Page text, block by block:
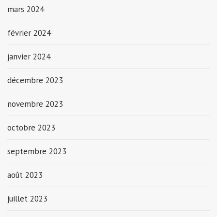
mars 2024
février 2024
janvier 2024
décembre 2023
novembre 2023
octobre 2023
septembre 2023
août 2023
juillet 2023